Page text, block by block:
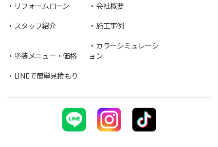
リフォームローン
会社概要
スタッフ紹介
施工事例
塗装メニュー・価格
カラーシミュレーシ
ョン
LINEで簡単見積もり